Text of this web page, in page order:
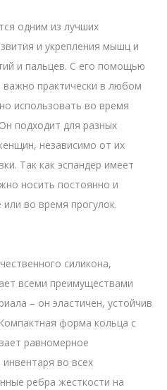
одним из лучших
и укрепления мышц и
и пальцев. С его помощью
важно практически в любом
использовать во время
подходит для разных
независимо от их
Так как эспандер имеет
носить постоянно и
во время прогулок.
силикона,
всеми преимуществами
– он эластичен, устойчив
форма кольца с
равномерное
во всех
ребра жесткости на